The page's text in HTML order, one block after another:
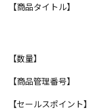
【商品タイトル】
【数量】
【商品管理番号】
【セールスポイント】